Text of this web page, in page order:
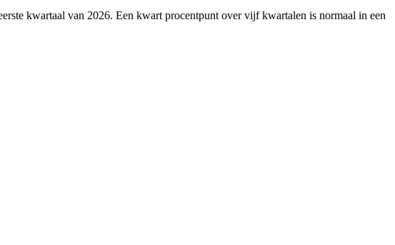
kwartaal van 2026. Een kwart procentpunt over vijf kwartalen is normaal in een